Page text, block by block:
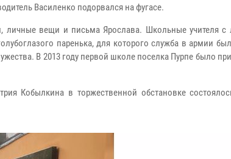
Василенко подорвался на фугасе.
личные вещи и письма Ярослава. Школьные учителя
паренька, для которого служба в армии
В 2013 году первой школе поселка Пурпе было
Кобылкина в торжественной обстановке